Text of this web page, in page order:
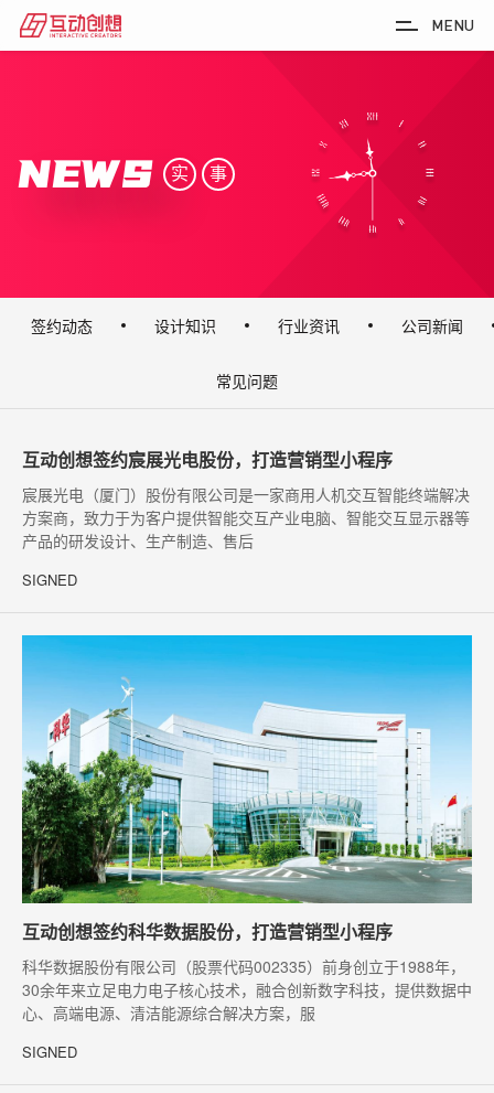
MENU
NEWS 实 事
签约动态 设计知识 行业资讯 公司新闻
常见问题
互动创想签约宸展光电股份，打造营销型小程序
宸展光电（厦门）股份有限公司是一家商用人机交互智能终端解决
方案商，致力于为客户提供智能交互产业电脑、智能交互显示器等
产品的研发设计、生产制造、售后
SIGNED
互动创想签约科华数据股份，打造营销型小程序
科华数据股份有限公司（股票代码002335）前身创立于1988年，
30余年来立足电力电子核心技术，融合创新数字科技，提供数据中
心、高端电源、清洁能源综合解决方案，服
SIGNED